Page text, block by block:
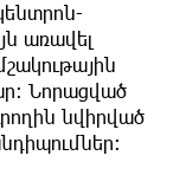
առավել
Նորացված
նվիրված